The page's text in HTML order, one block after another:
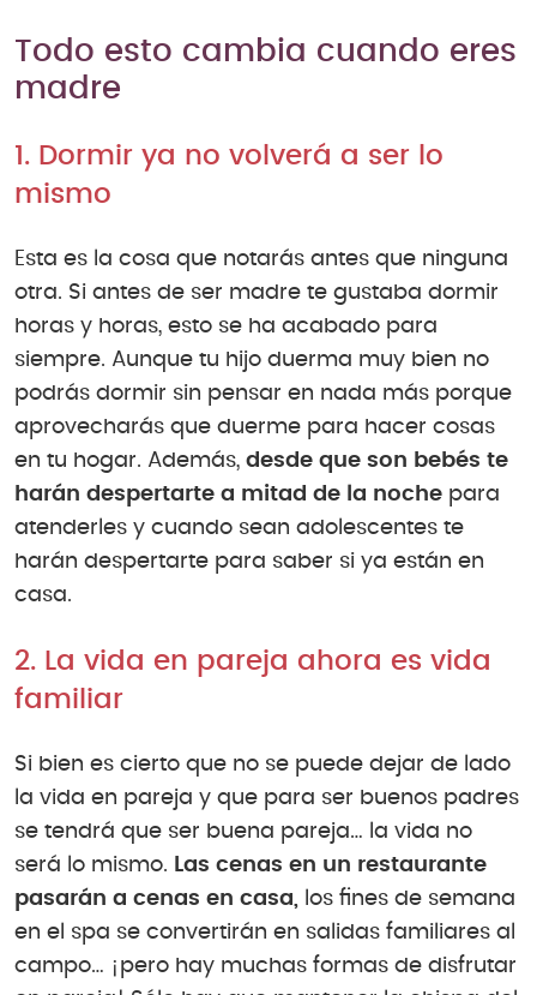
Todo esto cambia cuando eres
madre
1. Dormir ya no volverá a ser lo
mismo
Esta es la cosa que notarás antes que ninguna
otra. Si antes de ser madre te gustaba dormir
horas y horas, esto se ha acabado para
siempre. Aunque tu hijo duerma muy bien no
podrás dormir sin pensar en nada más porque
aprovecharás que duerme para hacer cosas
en tu hogar. Además, desde que son bebés te
harán despertarte a mitad de la noche para
atenderles y cuando sean adolescentes te
harán despertarte para saber si ya están en
casa.
2. La vida en pareja ahora es vida
familiar
Si bien es cierto que no se puede dejar de lado
la vida en pareja y que para ser buenos padres
se tendrá que ser buena pareja… la vida no
será lo mismo. Las cenas en un restaurante
pasarán a cenas en casa, los fines de semana
en el spa se convertirán en salidas familiares al
campo… ¡pero hay muchas formas de disfrutar